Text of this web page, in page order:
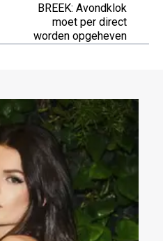
BREEK: Avondklok
moet per direct
worden opgeheven